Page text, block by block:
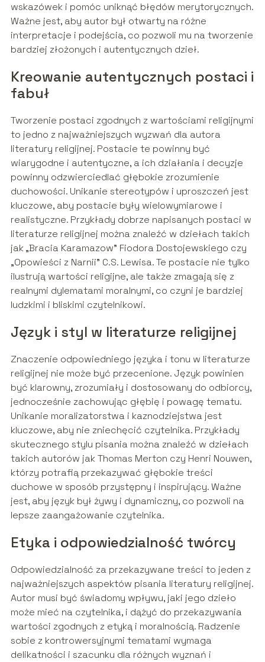
wskazówek i pomóc uniknąć błędów merytorycznych.
Ważne jest, aby autor był otwarty na różne
interpretacje i podejścia, co pozwoli mu na tworzenie
bardziej złożonych i autentycznych dzieł.
Kreowanie autentycznych postaci i
fabuł
Tworzenie postaci zgodnych z wartościami religijnymi
to jedno z najważniejszych wyzwań dla autora
literatury religijnej. Postacie te powinny być
wiarygodne i autentyczne, a ich działania i decyzje
powinny odzwierciedlać głębokie zrozumienie
duchowości. Unikanie stereotypów i uproszczeń jest
kluczowe, aby postacie były wielowymiarowe i
realistyczne. Przykłady dobrze napisanych postaci w
literaturze religijnej można znaleźć w dziełach takich
jak „Bracia Karamazow” Fiodora Dostojewskiego czy
„Opowieści z Narnii” C.S. Lewisa. Te postacie nie tylko
ilustrują wartości religijne, ale także zmagają się z
realnymi dylematami moralnymi, co czyni je bardziej
ludzkimi i bliskimi czytelnikowi.
Język i styl w literaturze religijnej
Znaczenie odpowiedniego języka i tonu w literaturze
religijnej nie może być przecenione. Język powinien
być klarowny, zrozumiały i dostosowany do odbiorcy,
jednocześnie zachowując głębię i powagę tematu.
Unikanie moralizatorstwa i kaznodziejstwa jest
kluczowe, aby nie zniechęcić czytelnika. Przykłady
skutecznego stylu pisania można znaleźć w dziełach
takich autorów jak Thomas Merton czy Henri Nouwen,
którzy potrafią przekazywać głębokie treści
duchowe w sposób przystępny i inspirujący. Ważne
jest, aby język był żywy i dynamiczny, co pozwoli na
lepsze zaangażowanie czytelnika.
Etyka i odpowiedzialność twórcy
Odpowiedzialność za przekazywane treści to jeden z
najważniejszych aspektów pisania literatury religijnej.
Autor musi być świadomy wpływu, jaki jego dzieło
może mieć na czytelnika, i dążyć do przekazywania
wartości zgodnych z etyką i moralnością. Radzenie
sobie z kontrowersyjnymi tematami wymaga
delikatności i szacunku dla różnych wyznań i